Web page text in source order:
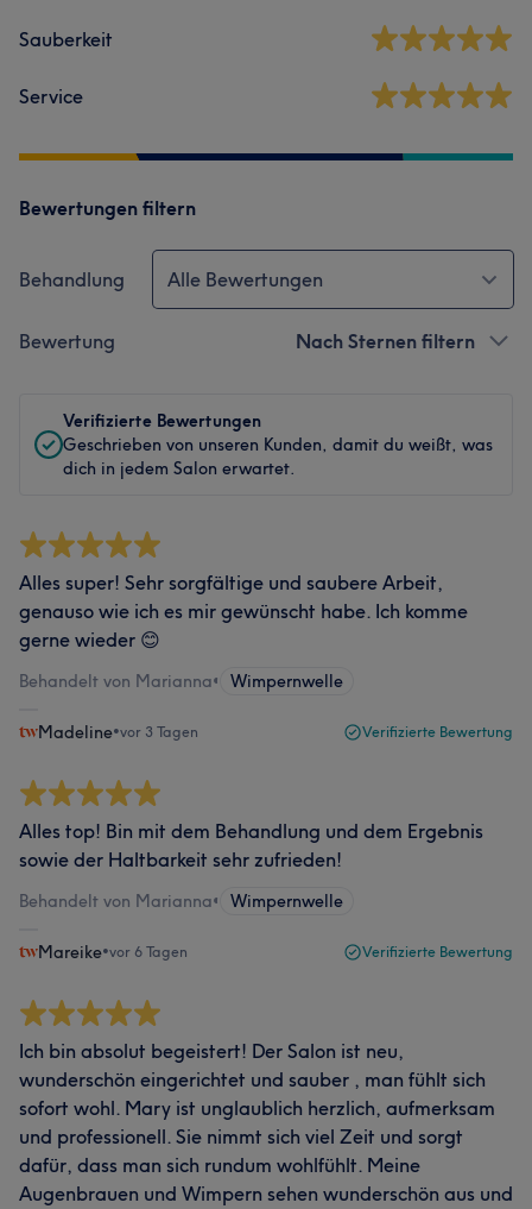
Sauberkeit
Service
Bewertungen filtern
Behandlung Alle Bewertungen
Bewertung Nach Sternen filtern
Verifizierte Bewertungen
Geschrieben von unseren Kunden, damit du weißt, was
dich in jedem Salon erwartet.
Alles super! Sehr sorgfältige und saubere Arbeit,
genauso wie ich es mir gewünscht habe. Ich komme
gerne wieder 😊
Behandelt von Marianna• Wimpernwelle
Madeline•vor 3 Tagen Verifizierte Bewertung
Alles top! Bin mit dem Behandlung und dem Ergebnis
sowie der Haltbarkeit sehr zufrieden!
Behandelt von Marianna• Wimpernwelle
Mareike•vor 6 Tagen Verifizierte Bewertung
Ich bin absolut begeistert! Der Salon ist neu,
wunderschön eingerichtet und sauber , man fühlt sich
sofort wohl. Mary ist unglaublich herzlich, aufmerksam
und professionell. Sie nimmt sich viel Zeit und sorgt
dafür, dass man sich rundum wohlfühlt. Meine
Augenbrauen und Wimpern sehen wunderschön aus und